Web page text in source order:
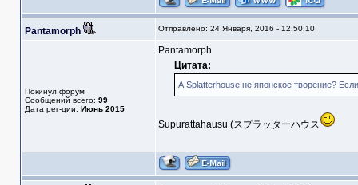
Pantamorph Отправлено: 24 Января, 2016 - 12:50:10
Покинул форум
Сообщений всего: 99
Дата рег-ции: Июнь 2015
Pantamorph
Цитата:
А Splatterhouse не японское творение?
Supurattahausu (スプラッターハウス